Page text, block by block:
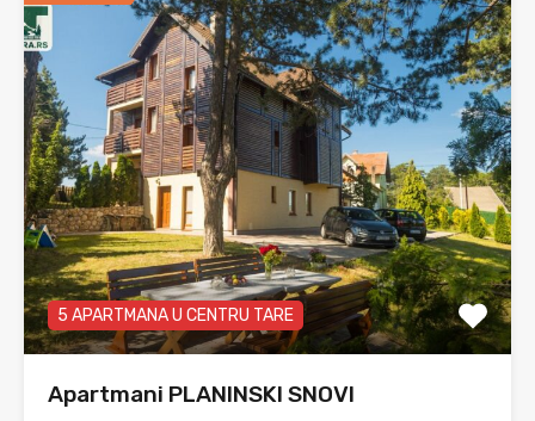
5 APARTMANA U CENTRU TARE
Apartmani PLANINSKI SNOVI